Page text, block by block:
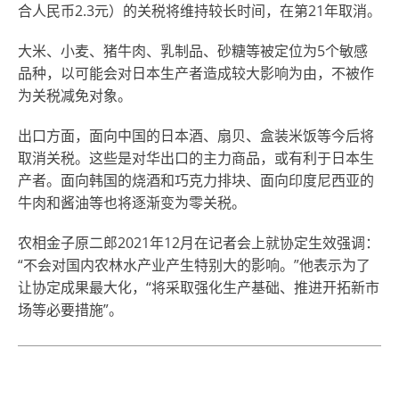
合人民币2.3元）的关税将维持较长时间，在第21年取消。
大米、小麦、猪牛肉、乳制品、砂糖等被定位为5个敏感
品种，以可能会对日本生产者造成较大影响为由，不被作
为关税减免对象。
出口方面，面向中国的日本酒、扇贝、盒装米饭等今后将
取消关税。这些是对华出口的主力商品，或有利于日本生
产者。面向韩国的烧酒和巧克力排块、面向印度尼西亚的
牛肉和酱油等也将逐渐变为零关税。
农相金子原二郎2021年12月在记者会上就协定生效强调：
“不会对国内农林水产业产生特别大的影响。”他表示为了
让协定成果最大化，“将采取强化生产基础、推进开拓新市
场等必要措施”。